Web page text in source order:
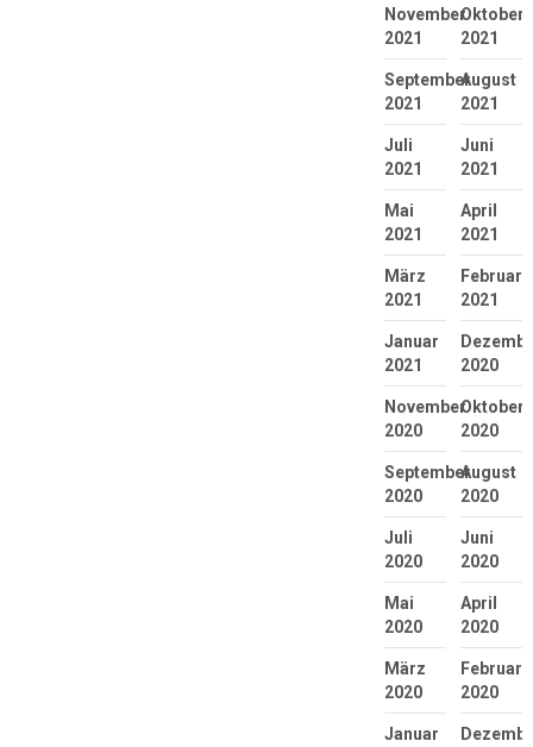
November
2021
Oktober
2021
September
2021
August
2021
Juli
2021
Juni
2021
Mai
2021
April
2021
März
2021
Februar
2021
Januar
2021
2020
November
2020
Oktober
2020
September
2020
August
2020
Juli
2020
Juni
2020
Mai
2020
April
2020
März
2020
Februar
2020
Januar